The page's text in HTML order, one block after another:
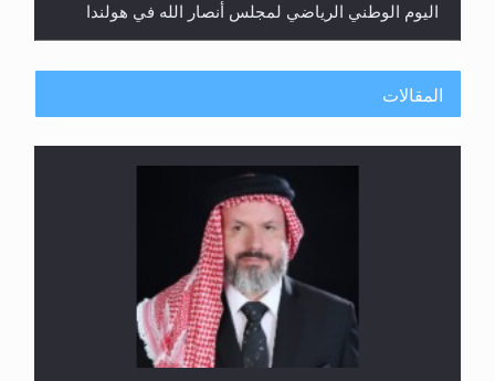
اليوم الوطني الرياضي لمجلس أنصار الله في هولندا
إتمام حفظ القرآن الكريم لثلاثة طلاب من مدرسة الحفظ
المقالات